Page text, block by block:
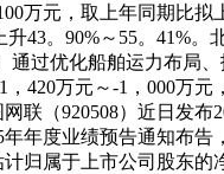
万元，取上年同期比拟
43。90%～55。41%。
通过优化船舶运力布局
420万元～-1，000万元
联（920508）近日发布
年度业绩预告通知布告
归属于上市公司股东的